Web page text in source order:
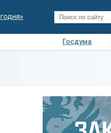
Госдума